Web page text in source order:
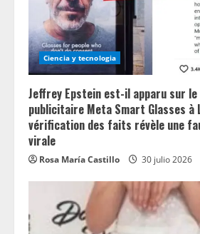
Ciencia y tecnologia
Jeffrey Epstein est-il apparu sur le
publicitaire Meta Smart Glasses à
vérification des faits révèle une
virale
Rosa María Castillo 30 julio 2026